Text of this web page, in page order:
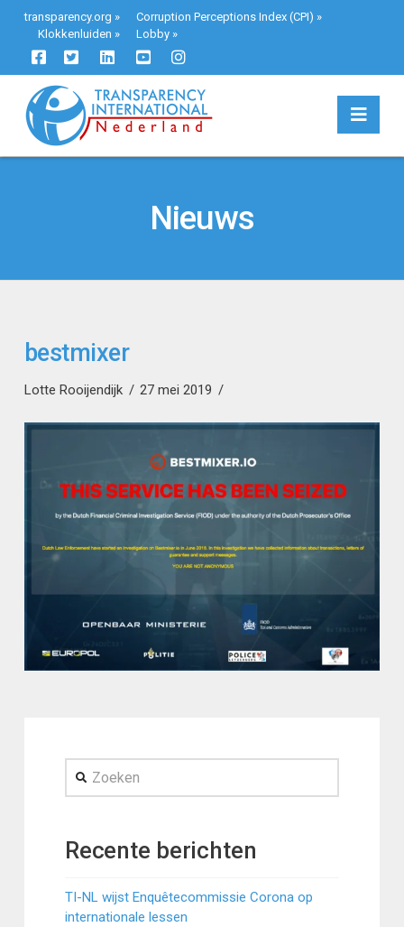
transparency.org » Corruption Perceptions Index (CPI) »
Klokkenluiden » Lobby»
Nieuws
bestmixer
Lotte Rooijendijk 27 mei 2019
Zoeken
Recente berichten
TI-NL wijst Enquêtecommissie Corona op
internationale lessen